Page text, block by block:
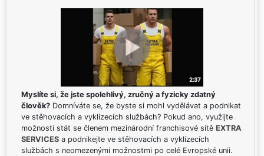
Myslíte si, že jste spolehlivý, zručný a fyzicky zdatný
člověk? Domníváte se, že byste si mohl vydělávat a podnikat
ve stěhovacích a vyklízecích službách? Pokud ano, využijte
možnosti stát se členem mezinárodní franchisové sítě EXTRA
SERVICES a podnikejte ve stěhovacích a vyklízecích
službách s neomezenými možnostmi po celé Evropské unii.